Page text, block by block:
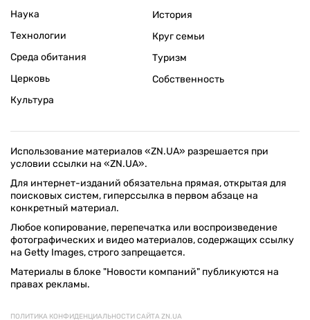
Наука
Технологии
Среда обитания
Церковь
Культура
История
Круг семьи
Туризм
Собственность
Использование материалов «ZN.UA» разрешается при
условии ссылки на «ZN.UA».
Для интернет-изданий обязательна прямая, открытая для
поисковых систем, гиперссылка в первом абзаце на
конкретный материал.
Любое копирование, перепечатка или воспроизведение
фотографических и видео материалов, содержащих ссылку
на Getty Images, строго запрещается.
Материалы в блоке "Новости компаний" публикуются на
правах рекламы.
ПОЛИТИКА КОНФИДЕНЦИАЛЬНОСТИ САЙТА ZN.UA